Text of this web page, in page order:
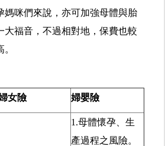
媽咪們來說，亦可加強母體與胎
大福音，不過相對地，保費也較
女險 婦嬰險
1.母體懷孕、生
產過程之風險。